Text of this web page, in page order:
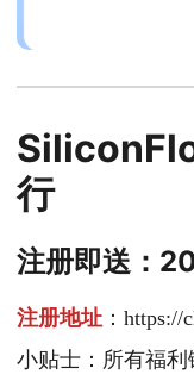
行
注册即送：
注册地址 ：
小贴士：所有福